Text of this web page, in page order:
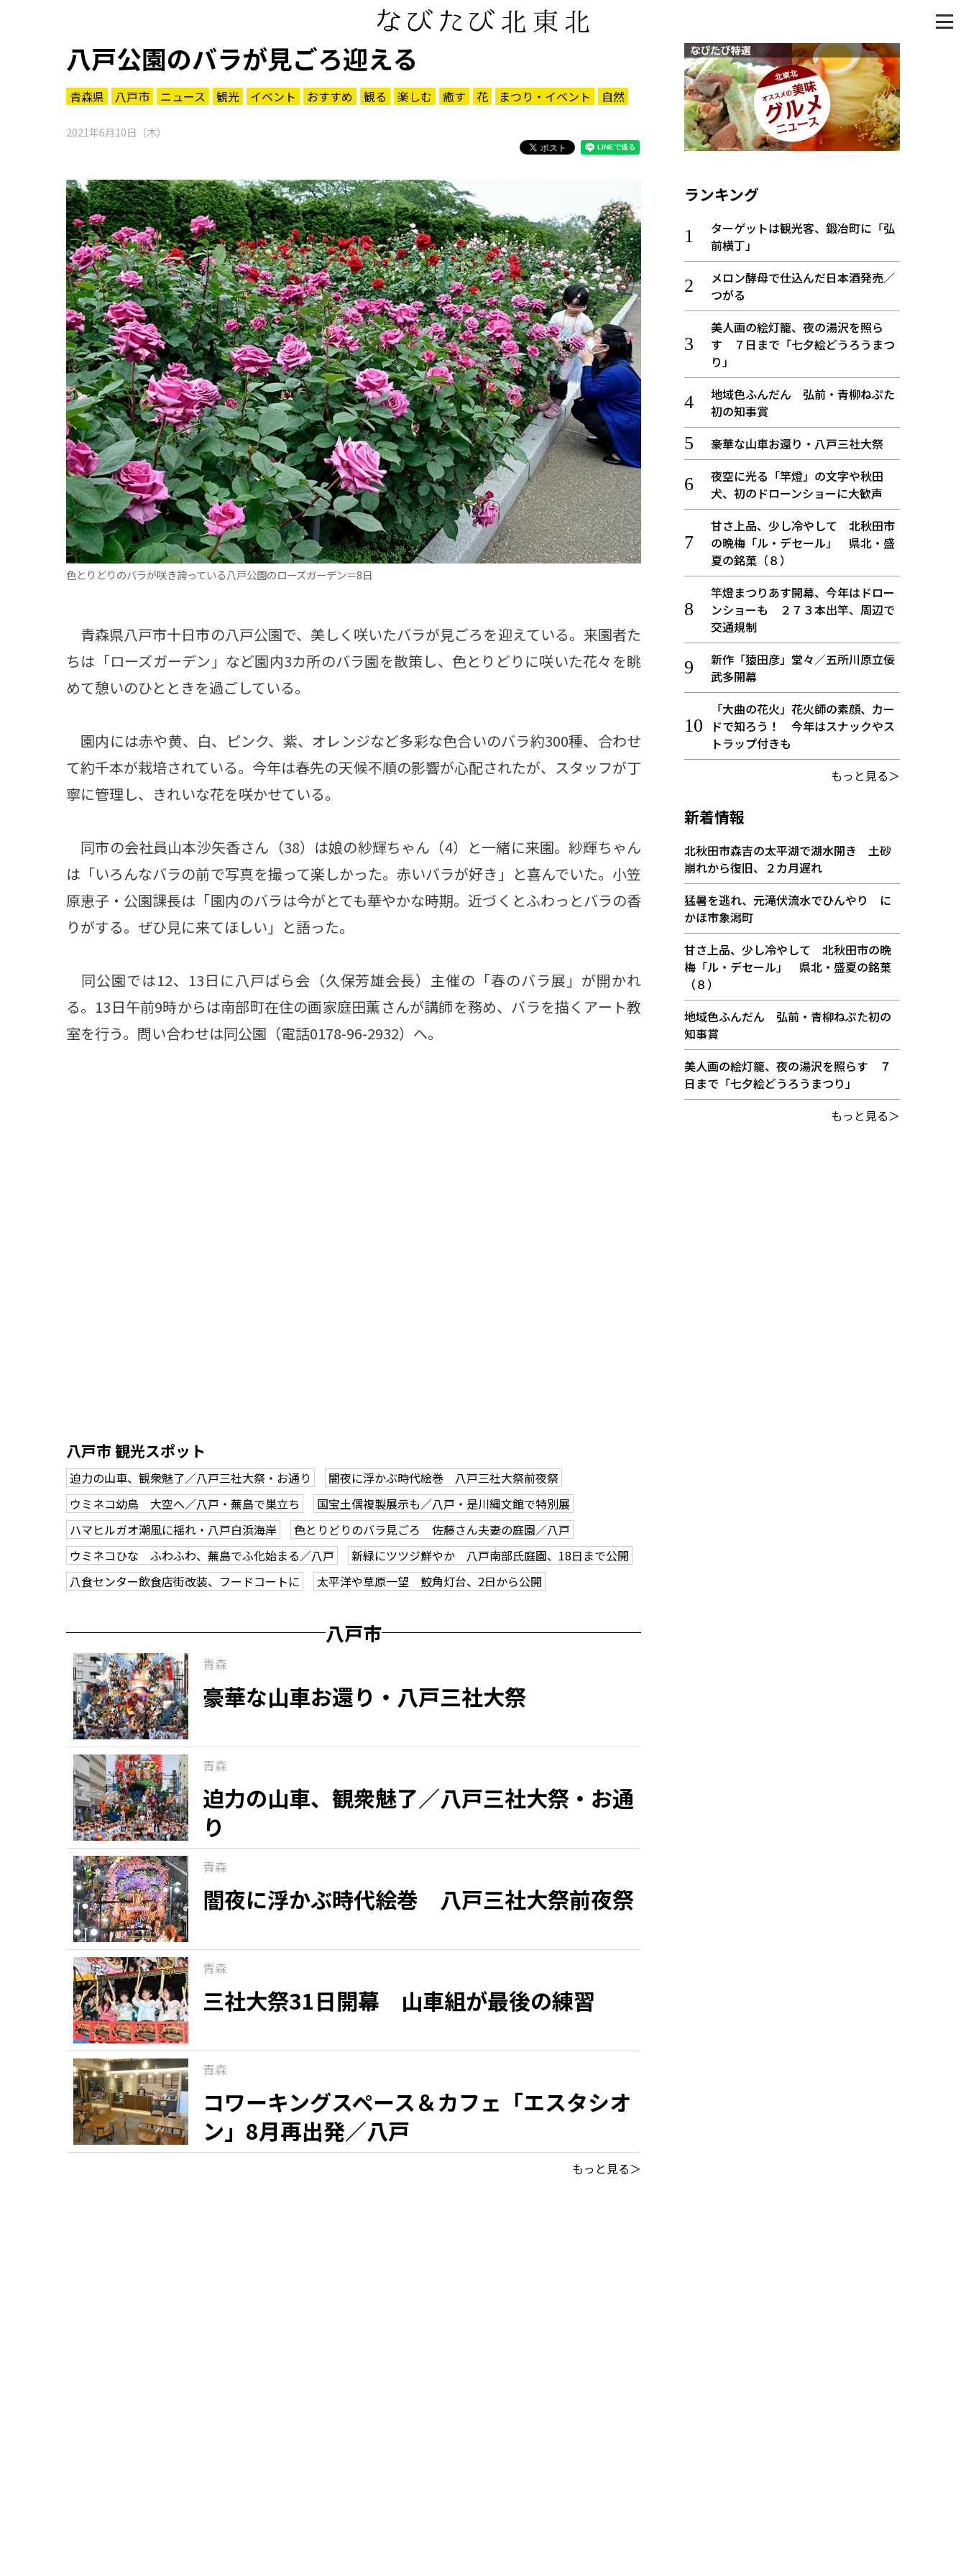
八戸公園のバラが見ごろ迎える
青森県 八戸市 ニュース 観光 イベント おすすめ 観る 楽しむ 癒す 花 まつり・イベント 自然
2021年6月10日（木）
色とりどりのバラが咲き誇っている八戸公園のローズガーデン＝8日
青森県八戸市十日市の八戸公園で、美しく咲いたバラが見ごろを迎えている。来園者た
ちは「ローズガーデン」など園内3カ所のバラ園を散策し、色とりどりに咲いた花々を眺
めて憩いのひとときを過ごしている。
園内には赤や黄、白、ピンク、紫、オレンジなど多彩な色合いのバラ約300種、合わせ
て約千本が栽培されている。今年は春先の天候不順の影響が心配されたが、スタッフが丁
寧に管理し、きれいな花を咲かせている。
同市の会社員山本沙矢香さん（38）は娘の紗輝ちゃん（4）と一緒に来園。紗輝ちゃん
は「いろんなバラの前で写真を撮って楽しかった。赤いバラが好き」と喜んでいた。小笠
原恵子・公園課長は「園内のバラは今がとても華やかな時期。近づくとふわっとバラの香
りがする。ぜひ見に来てほしい」と語った。
同公園では12、13日に八戸ばら会（久保芳雄会長）主催の「春のバラ展」が開かれ
る。13日午前9時からは南部町在住の画家庭田薫さんが講師を務め、バラを描くアート教
室を行う。問い合わせは同公園（電話0178-96-2932）へ。
八戸市 観光スポット
迫力の山車、観衆魅了／八戸三社大祭・お通り
闇夜に浮かぶ時代絵巻 八戸三社大祭前夜祭
ウミネコ幼鳥 大空へ／八戸・蕪島で巣立ち
国宝土偶複製展示も／八戸・是川縄文館で特別展
ハマヒルガオ潮風に揺れ・八戸白浜海岸
色とりどりのバラ見ごろ 佐藤さん夫妻の庭園／八戸
ウミネコひな ふわふわ、蕪島でふ化始まる／八戸
新緑にツツジ鮮やか 八戸南部氏庭園、18日まで公開
八食センター飲食店街改装、フードコートに
太平洋や草原一望 鮫角灯台、2日から公開
八戸市
青森
豪華な山車お還り・八戸三社大祭
青森
迫力の山車、観衆魅了／八戸三社大祭・お通
り
青森
闇夜に浮かぶ時代絵巻 八戸三社大祭前夜祭
青森
三社大祭31日開幕 山車組が最後の練習
青森
コワーキングスペース＆カフェ「エスタシオ
ン」8月再出発／八戸
もっと見る＞
ランキング
ターゲットは観光客、鍛冶町に「弘
前横丁」
メロン酵母で仕込んだ日本酒発売／
つがる
美人画の絵灯籠、夜の湯沢を照ら
す ７日まで「七夕絵どうろうまつ
り」
地域色ふんだん 弘前・青柳ねぷた
初の知事賞
豪華な山車お還り・八戸三社大祭
夜空に光る「竿燈」の文字や秋田
犬、初のドローンショーに大歓声
甘さ上品、少し冷やして 北秋田市
の晩梅「ル・デセール」 県北・盛
夏の銘菓（８）
竿燈まつりあす開幕、今年はドロー
ンショーも ２７３本出竿、周辺で
交通規制
新作「猿田彦」堂々／五所川原立佞
武多開幕
「大曲の花火」花火師の素顔、カー
ドで知ろう！ 今年はスナックやス
トラップ付きも
もっと見る＞
新着情報
北秋田市森吉の太平湖で湖水開き 土砂
崩れから復旧、２カ月遅れ
猛暑を逃れ、元滝伏流水でひんやり に
かほ市象潟町
甘さ上品、少し冷やして 北秋田市の晩
梅「ル・デセール」 県北・盛夏の銘菓
（８）
地域色ふんだん 弘前・青柳ねぷた初の
知事賞
美人画の絵灯籠、夜の湯沢を照らす ７
日まで「七夕絵どうろうまつり」
もっと見る＞
パワースポット
まつり・イベント
おみやげ・特産
道の駅・産直
アウトドア・レジャー
ご当地グルメ